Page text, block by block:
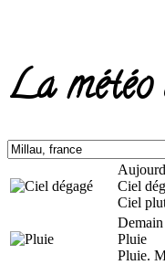
La
Ciel
Ciel
Demain
Pluie
Pluie.